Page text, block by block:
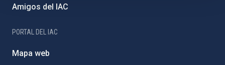
Amigos del IAC
PORTAL DEL IAC
Mapa web